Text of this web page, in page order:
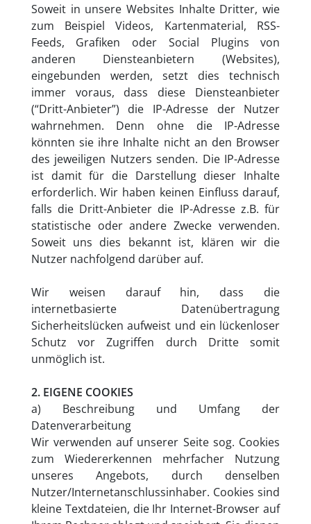
Soweit in unsere Websites Inhalte Dritter, wie
zum Beispiel Videos, Kartenmaterial, RSS-
Feeds, Grafiken oder Social Plugins von
anderen Diensteanbietern (Websites),
eingebunden werden, setzt dies technisch
immer voraus, dass diese Diensteanbieter
(“Dritt-Anbieter”) die IP-Adresse der Nutzer
wahrnehmen. Denn ohne die IP-Adresse
könnten sie ihre Inhalte nicht an den Browser
des jeweiligen Nutzers senden. Die IP-Adresse
ist damit für die Darstellung dieser Inhalte
erforderlich. Wir haben keinen Einfluss darauf,
falls die Dritt-Anbieter die IP-Adresse z.B. für
statistische oder andere Zwecke verwenden.
Soweit uns dies bekannt ist, klären wir die
Nutzer nachfolgend darüber auf.
Wir weisen darauf hin, dass die
internetbasierte Datenübertragung
Sicherheitslücken aufweist und ein lückenloser
Schutz vor Zugriffen durch Dritte somit
unmöglich ist.
2. EIGENE COOKIES
a) Beschreibung und Umfang der
Datenverarbeitung
Wir verwenden auf unserer Seite sog. Cookies
zum Wiedererkennen mehrfacher Nutzung
unseres Angebots, durch denselben
Nutzer/Internetanschlussinhaber. Cookies sind
kleine Textdateien, die Ihr Internet-Browser auf